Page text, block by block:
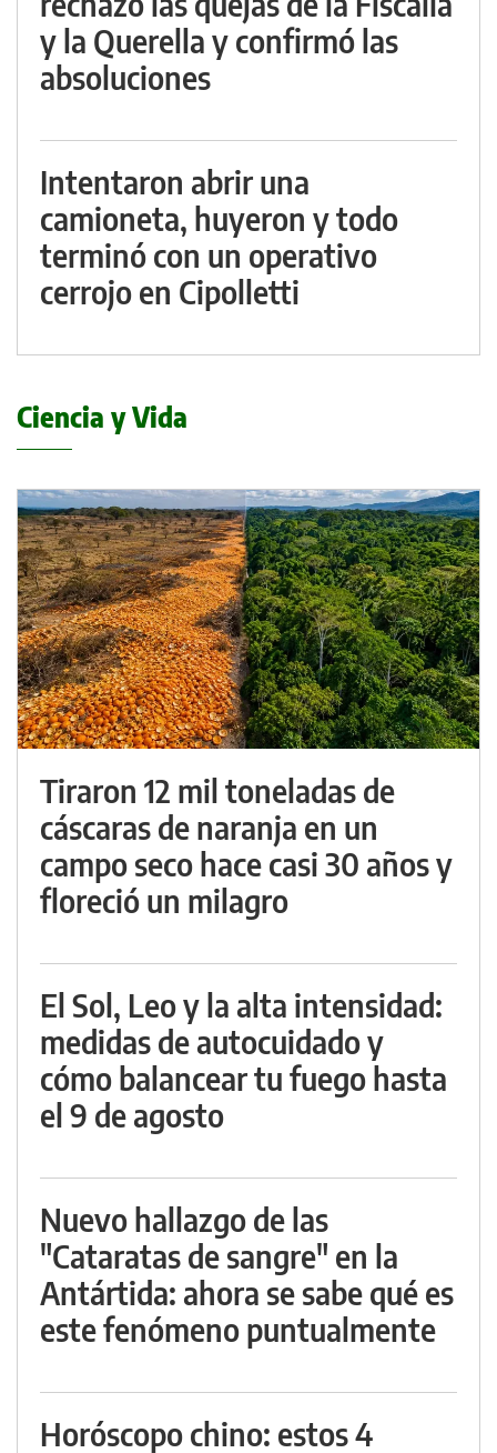
y la Querella y confirmó las
absoluciones
Intentaron abrir una
camioneta, huyeron y todo
terminó con un operativo
cerrojo en Cipolletti
Ciencia y Vida
Tiraron 12 mil toneladas de
cáscaras de naranja en un
campo seco hace casi 30 años y
floreció un milagro
El Sol, Leo y la alta intensidad:
medidas de autocuidado y
cómo balancear tu fuego hasta
el 9 de agosto
Nuevo hallazgo de las
"Cataratas de sangre" en la
Antártida: ahora se sabe qué es
este fenómeno puntualmente
Horóscopo chino: estos 4